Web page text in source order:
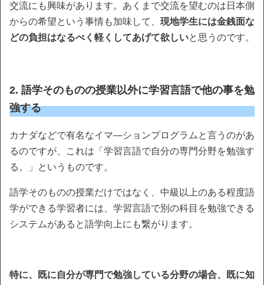
交流にも興味があります。あくまで交流を望むのは日本側
からの希望という事情も加味して、 現地学生には金銭面な
どの負担はなるべく軽くしてあげて欲しいと思うのです。
2. 語学そのものの授業以外に学習言語で他の事を勉
強する
カナダなどで有名なイマ―ションプログラムと言うのがあ
るのですが、これは「学習言語で自分の専門分野を勉強す
る。」というものです。
語学そのものの授業だけではなく、中級以上のある程度語
学ができる学習者には、学習言語で別の科目を勉強できる
システムがあると語学向上にも繋がります。
特に、既に自分が専門で勉強している分野の場合、既に知